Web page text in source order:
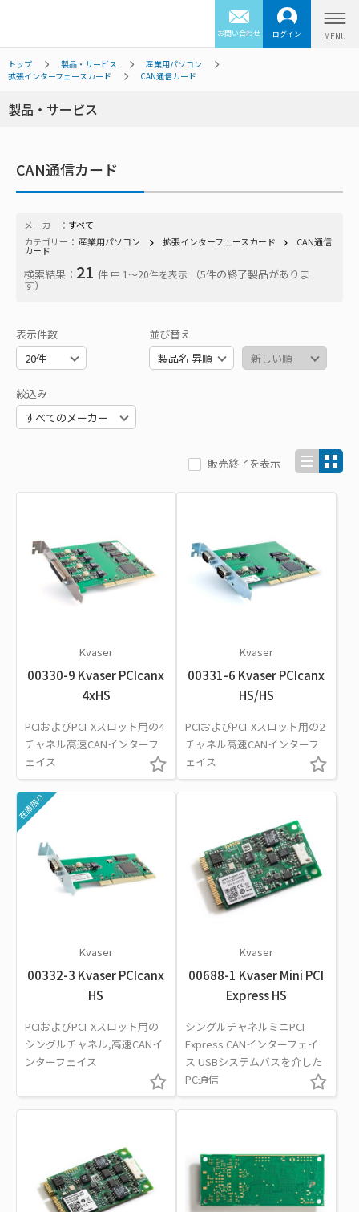
お問い合わせ ログイン
トップ 製品・サービス
産業用パソコン
拡張インターフェースカード
CAN通信カード
製品・サービス
CAN通信カード
メーカー： すべて
カテゴリー： 産業用パソコン 拡張インターフェースカード CAN通信
カード
検索結果： 21 件 中 1〜20件を表示 （5件の終了製品がありま
す）
表示件数 並び替え
絞込み
販売終了を表示
Kvaser
00330-9 Kvaser PCIcanx
4xHS
PCIおよびPCI-Xスロット用の4
チャネル高速CANインターフ
ェイス
Kvaser
00331-6 Kvaser PCIcanx
HS/HS
PCIおよびPCI-Xスロット用の2
チャネル高速CANインターフ
ェイス
在庫限り
Kvaser
00332-3 Kvaser PCIcanx
HS
PCIおよびPCI-Xスロット用の
シングルチャネル,高速CANイ
ンターフェイス
Kvaser
00688-1 Kvaser Mini PCI
Express HS
シングルチャネルミニPCI
Express CANインターフェイ
ス USBシステムバスを介した
PC通信